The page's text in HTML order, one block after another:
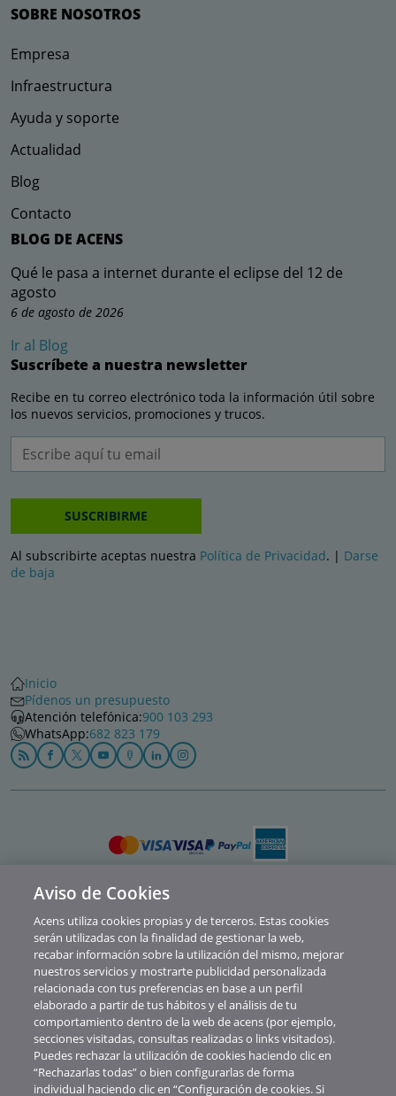
SOBRE NOSOTROS
Empresa
Infraestructura
Ayuda y soporte
Actualidad
Blog
Contacto
BLOG DE ACENS
Qué le pasa a internet durante el eclipse del 12 de
agosto
6 de agosto de 2026
Ir al Blog
Suscríbete a nuestra newsletter
Recibe en tu correo electrónico toda la información útil sobre
los nuevos servicios, promociones y trucos.
SUSCRIBIRME
Al subscribirte aceptas nuestra Política de Privacidad. | Darse
de baja
Inicio
Pídenos un presupuesto
Atención telefónica:900 103 293
WhatsApp:682 823 179
Política de privacidad
Cookies
Contacto
Soporte
Aviso legal
Canal de Denuncias y Consultas
Abuse
Aviso de Cookies
Acens utiliza cookies propias y de terceros. Estas cookies
serán utilizadas con la finalidad de gestionar la web,
recabar información sobre la utilización del mismo, mejorar
nuestros servicios y mostrarte publicidad personalizada
relacionada con tus preferencias en base a un perfil
elaborado a partir de tus hábitos y el análisis de tu
comportamiento dentro de la web de acens (por ejemplo,
secciones visitadas, consultas realizadas o links visitados).
Puedes rechazar la utilización de cookies haciendo clic en
“Rechazarlas todas” o bien configurarlas de forma
individual haciendo clic en “Configuración de cookies. Si